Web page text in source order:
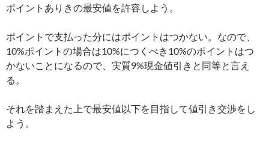
ポイントありきの最安値を許容しよう。
ポイントで支払った分にはポイントはつかない。なので、
10%ポイントの場合は10%につくべき10%のポイントはつ
かないことになるので、実質9%現金値引きと同等と言え
る。
それを踏まえた上で最安値以下を目指して値引き交渉をし
よう。